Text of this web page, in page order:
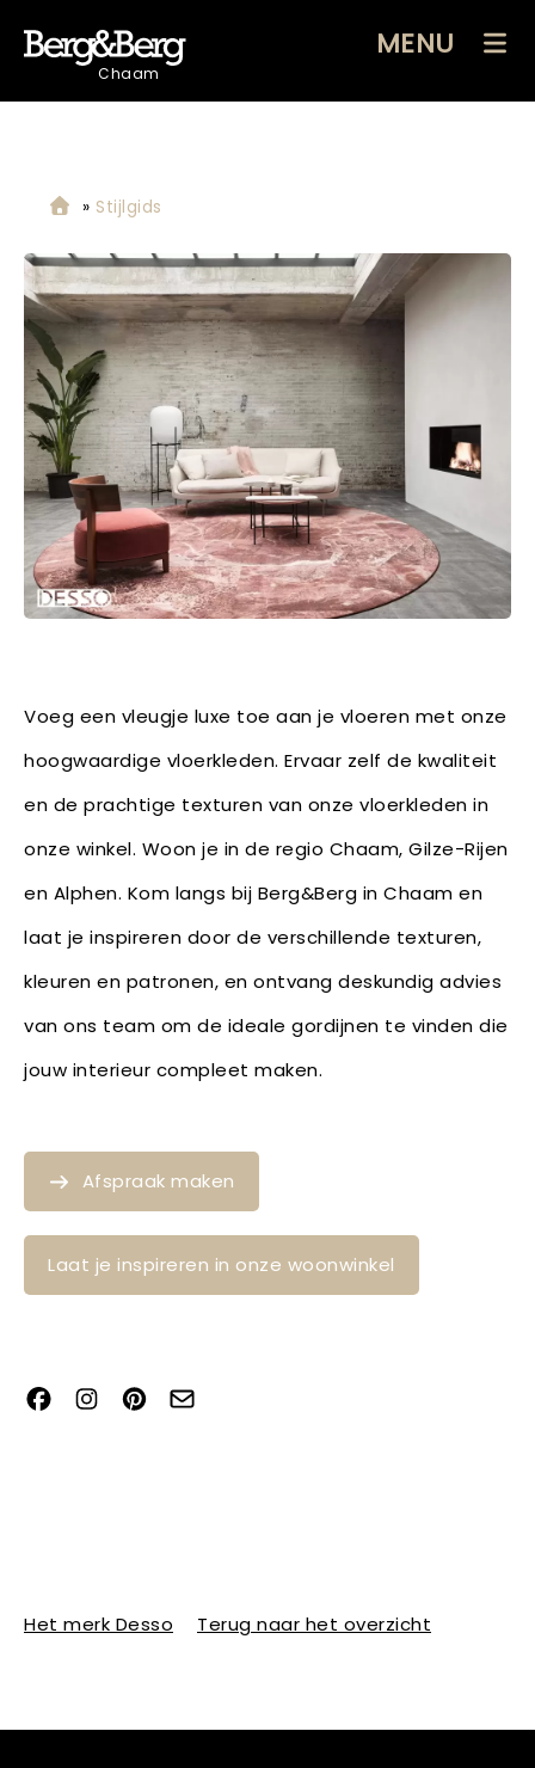
Chaam
MENU
» Stijlgids
Voeg een vleugje luxe toe aan je vloeren met onze
hoogwaardige vloerkleden. Ervaar zelf de kwaliteit
en de prachtige texturen van onze vloerkleden in
onze winkel. Woon je in de regio Chaam, Gilze-Rijen
en Alphen. Kom langs bij Berg&Berg in Chaam en
laat je inspireren door de verschillende texturen,
kleuren en patronen, en ontvang deskundig advies
van ons team om de ideale gordijnen te vinden die
jouw interieur compleet maken.
Afspraak maken
Laat je inspireren in onze woonwinkel
Het merk Desso Terug naar het overzicht